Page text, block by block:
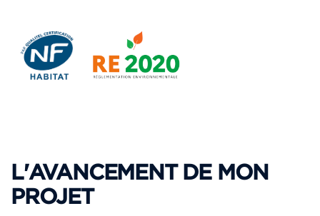
L'AVANCEMENT DE MON
PROJET